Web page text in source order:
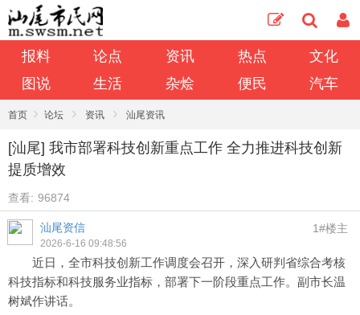
报料 论点 资讯 热点
文化
图说
生活 杂烩 便民 汽车
首页 › 论坛 › 资讯 › 汕尾资讯
[汕尾] 我市部署科技创新重点工作 全力推进科技创新
提质增效
查看: 96874
汕尾资信
2026-6-16 09:48:56
1#楼主
近日，全市科技创新工作调度会召开，深入研判省综合考核
科技指标和科技服务业指标，部署下一阶段重点工作。副市长温
树斌作讲话。